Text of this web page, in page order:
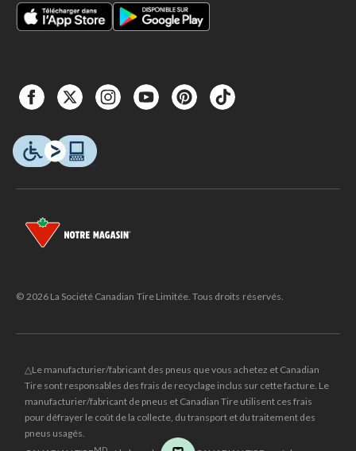
© 2026 La Société Canadian Tire Limitée. Tous droits réservés.
△Le manufacturier/fabricant des pneus que vous achetez et Canadian
Tire sont responsables des frais de recyclage inclus sur cette facture. Le
manufacturier/fabricant de pneus et Canadian Tire utilisent ces frais
pour défrayer le coût de la collecte, du transport et du traitement des
pneus usagés.